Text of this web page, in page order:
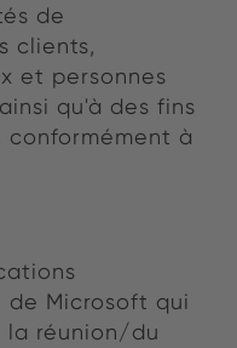
de
clients,
et personnes
qu'à des fins
à
Microsoft qui
la réunion/du